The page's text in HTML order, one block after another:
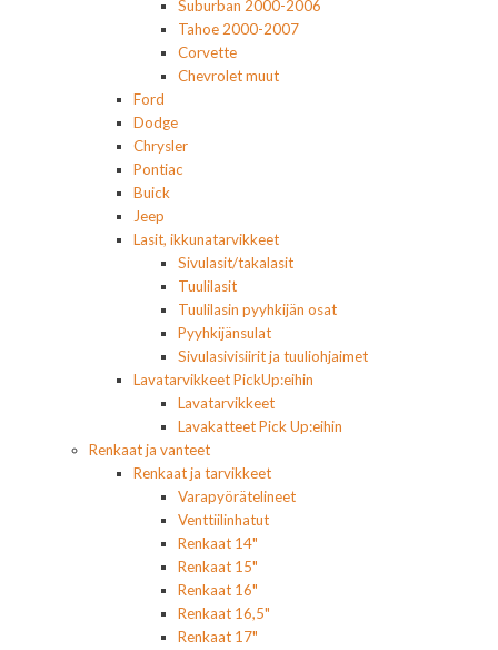
Suburban 2000-2006
Tahoe 2000-2007
Corvette
Chevrolet muut
Ford
Dodge
Chrysler
Pontiac
Buick
Jeep
Lasit, ikkunatarvikkeet
Sivulasit/takalasit
Tuulilasit
Tuulilasin pyyhkijän osat
Pyyhkijänsulat
Sivulasivisiirit ja tuuliohjaimet
Lavatarvikkeet PickUp:eihin
Lavatarvikkeet
Lavakatteet Pick Up:eihin
Renkaat ja vanteet
Renkaat ja tarvikkeet
Varapyörätelineet
Venttiilinhatut
Renkaat 14"
Renkaat 15"
Renkaat 16"
Renkaat 16,5"
Renkaat 17"